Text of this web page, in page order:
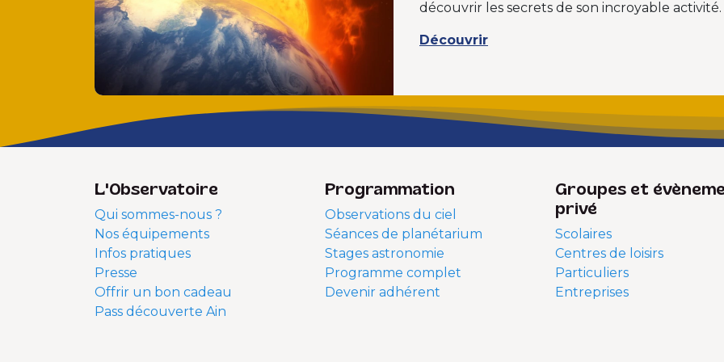
découvrir les secrets de son incroyable activité.
Découvrir
L'Observatoire
Qui sommes-nous ?
Nos équipements
Infos pratiques
Presse
Offrir un bon cadeau
Pass découverte Ain
Programmation
Observations du ciel
Séances de planétarium
Stages astronomie
Programme complet
Devenir adhérent
Groupes et
privé
Scolaires
Centres de loisirs
Particuliers
Entreprises